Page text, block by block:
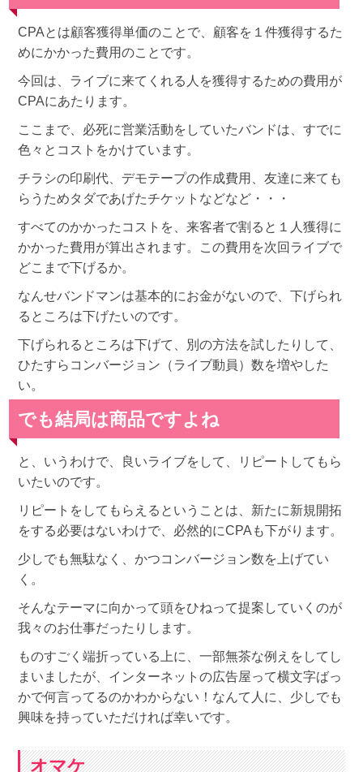
CPAとは顧客獲得単価のことで、顧客を１件獲得するた
めにかかった費用のことです。
今回は、ライブに来てくれる人を獲得するための費用が
CPAにあたります。
ここまで、必死に営業活動をしていたバンドは、すでに
色々とコストをかけています。
チラシの印刷代、デモテープの作成費用、友達に来ても
らうためタダであげたチケットなどなど・・・
すべてのかかったコストを、来客者で割ると１人獲得に
かかった費用が算出されます。この費用を次回ライブで
どこまで下げるか。
なんせバンドマンは基本的にお金がないので、下げられ
るところは下げたいのです。
下げられるところは下げて、別の方法を試したりして、
ひたすらコンバージョン（ライブ動員）数を増やした
い。
でも結局は商品ですよね
と、いうわけで、良いライブをして、リピートしてもら
いたいのです。
リピートをしてもらえるということは、新たに新規開拓
をする必要はないわけで、必然的にCPAも下がります。
少しでも無駄なく、かつコンバージョン数を上げてい
く。
そんなテーマに向かって頭をひねって提案していくのが
我々のお仕事だったりします。
ものすごく端折っている上に、一部無茶な例えをしてし
まいましたが、インターネットの広告屋って横文字ばっ
かで何言ってるのかわからない！なんて人に、少しでも
興味を持っていただければ幸いです。
オマケ